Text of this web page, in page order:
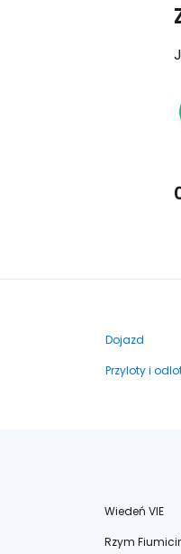
Dojazd
Przyloty i
Wiedeń VIE
Rzym